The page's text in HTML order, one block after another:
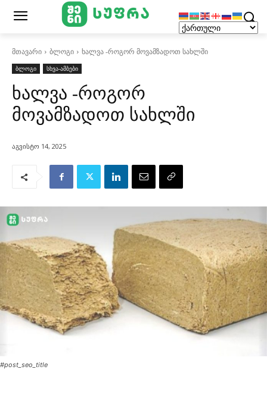
მთავარი ბლოგი
ხალვა -როგორ მოვამზადოთ სახლში
ბლოგი
სხვა-ამბები
ხალვა -როგორ
მოვამზადოთ სახლში
აგვისტო 14, 2025
#post_seo_title